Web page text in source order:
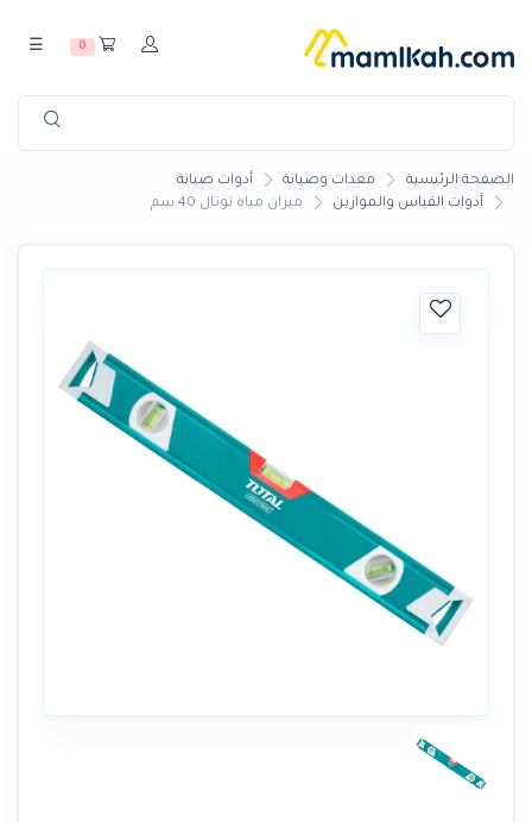
0
☰
الصفحة الرئيسية معدات وصيانة
أدوات صيانة
أدوات القياس والموازين
ميزان مياه توتال 40 سم